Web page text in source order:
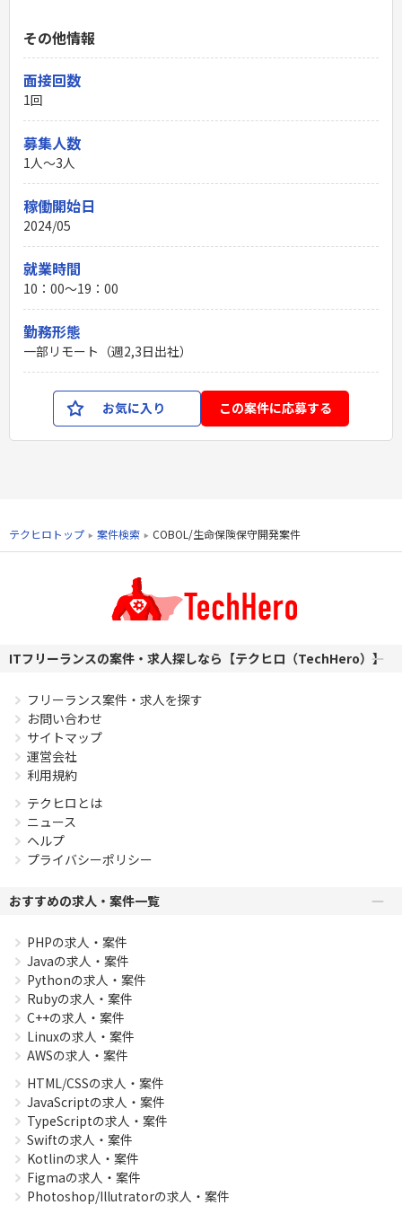
その他情報
面接回数
1回
募集人数
1人～3人
稼働開始日
2024/05
就業時間
10：00〜19：00
勤務形態
一部リモート（週2,3日出社）
お気に入り この案件に応募する
テクヒロトップ 案件検索 COBOL/生命保険保守開発案件
ITフリーランスの案件・求人探しなら【テクヒロ（TechHero）】
フリーランス案件・求人を探す
お問い合わせ
サイトマップ
運営会社
利用規約
テクヒロとは
ニュース
ヘルプ
プライバシーポリシー
おすすめの求人・案件一覧
PHPの求人・案件
Javaの求人・案件
Pythonの求人・案件
Rubyの求人・案件
C++の求人・案件
Linuxの求人・案件
AWSの求人・案件
HTML/CSSの求人・案件
JavaScriptの求人・案件
TypeScriptの求人・案件
Swiftの求人・案件
Kotlinの求人・案件
Figmaの求人・案件
Photoshop/Illutratorの求人・案件